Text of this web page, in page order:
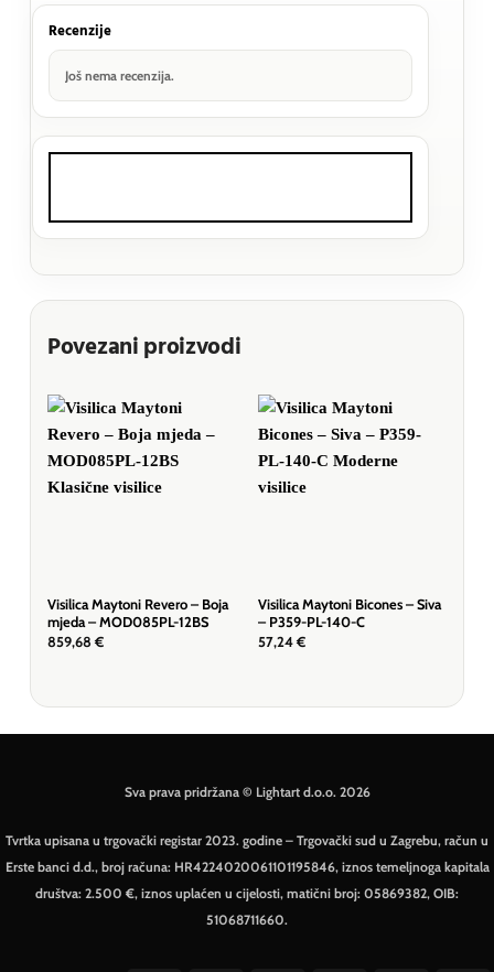
Recenzije
Još nema recenzija.
Povezani proizvodi
Visilica Maytoni Revero – Boja
mjeda – MOD085PL-12BS
859,68 €
Visilica Maytoni Bicones – Siva
– P359-PL-140-C
57,24 €
Sva prava pridržana © Lightart d.o.o. 2026
Tvrtka upisana u trgovački registar 2023. godine – Trgovački sud u Zagrebu, račun u
Erste banci d.d., broj računa: HR4224020061101195846, iznos temeljnoga kapitala
društva: 2.500 €, iznos uplaćen u cijelosti, matični broj: 05869382, OIB:
51068711660.